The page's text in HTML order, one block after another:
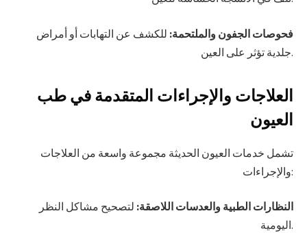
فحوصات الجفون والملتحمة: للكشف عن التهابات أو أمراض
جلدية تؤثر على العين.
العلاجات والإجراءات المتقدمة في طب
العيون
تشمل خدمات العيون الحديثة مجموعة واسعة من العلاجات
والإجراءات:
النظارات الطبية والعدسات اللاصقة: لتصحيح مشاكل النظر
اليومية.